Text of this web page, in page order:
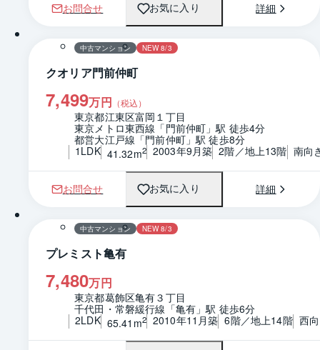
お問合せ お気に入り 詳細
1 / 0 間取り
中古マンション NEW 8/3
クオリア門前仲町
7,499万円 （税込）
東京都江東区富岡１丁目
東京メトロ東西線「門前仲町」駅 徒歩4分
都営大江戸線「門前仲町」駅 徒歩8分
1LDK 41.32m2 2003年9月築 2階／地上13階 南向
お問合せ お気に入り 詳細
1 / 0 間取り
中古マンション NEW 8/3
プレミスト亀有
7,480万円
東京都葛飾区亀有３丁目
千代田・常磐緩行線「亀有」駅 徒歩6分
2LDK 65.41m2 2010年11月築 6階／地上14階 西